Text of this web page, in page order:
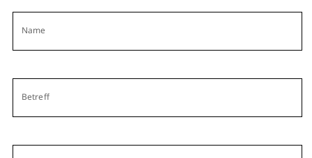
Name
Betreff